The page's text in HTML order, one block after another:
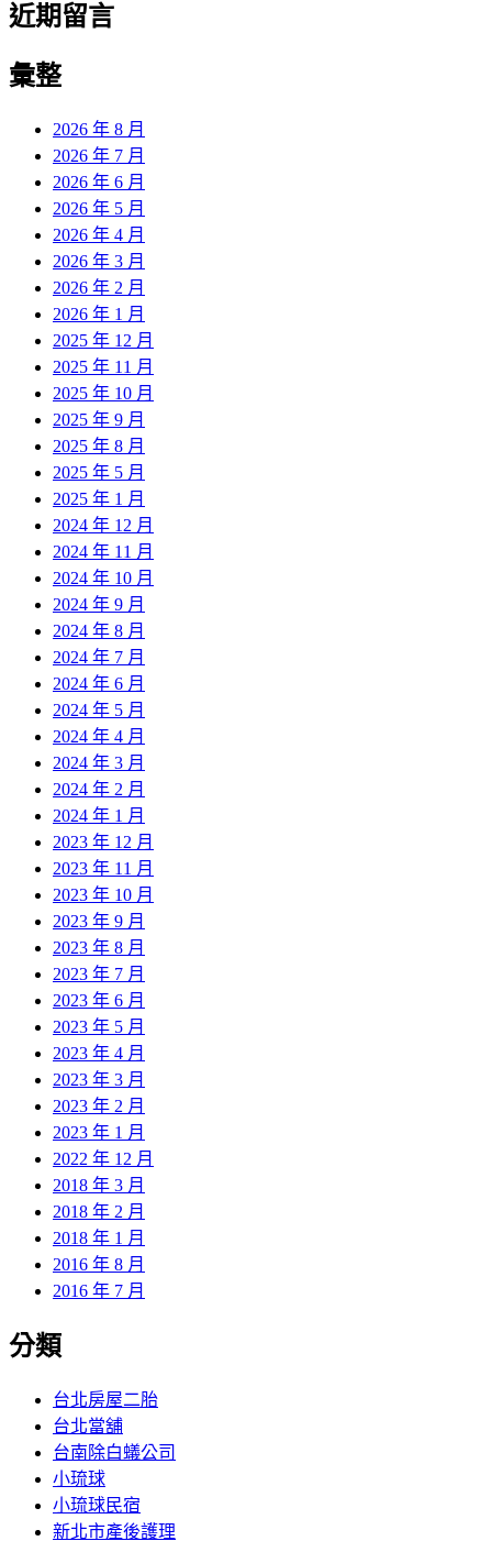
近期留言
彙整
2026 年 8 月
2026 年 7 月
2026 年 6 月
2026 年 5 月
2026 年 4 月
2026 年 3 月
2026 年 2 月
2026 年 1 月
2025 年 12 月
2025 年 11 月
2025 年 10 月
2025 年 9 月
2025 年 8 月
2025 年 5 月
2025 年 1 月
2024 年 12 月
2024 年 11 月
2024 年 10 月
2024 年 9 月
2024 年 8 月
2024 年 7 月
2024 年 6 月
2024 年 5 月
2024 年 4 月
2024 年 3 月
2024 年 2 月
2024 年 1 月
2023 年 12 月
2023 年 11 月
2023 年 10 月
2023 年 9 月
2023 年 8 月
2023 年 7 月
2023 年 6 月
2023 年 5 月
2023 年 4 月
2023 年 3 月
2023 年 2 月
2023 年 1 月
2022 年 12 月
2018 年 3 月
2018 年 2 月
2018 年 1 月
2016 年 8 月
2016 年 7 月
分類
台北房屋二胎
台北當舖
台南除白蟻公司
小琉球
小琉球民宿
新北市產後護理